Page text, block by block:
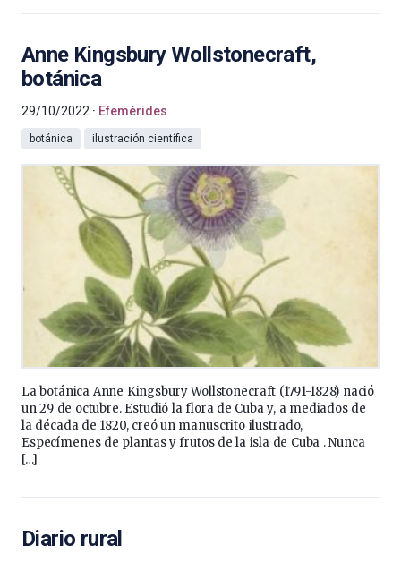
Anne Kingsbury Wollstonecraft,
botánica
29/10/2022 Efemérides
botánica ilustración científica
La botánica Anne Kingsbury Wollstonecraft (1791-1828) nació
un 29 de octubre. Estudió la flora de Cuba y, a mediados de
la década de 1820, creó un manuscrito ilustrado,
Especímenes de plantas y frutos de la isla de Cuba . Nunca
[…]
Diario rural